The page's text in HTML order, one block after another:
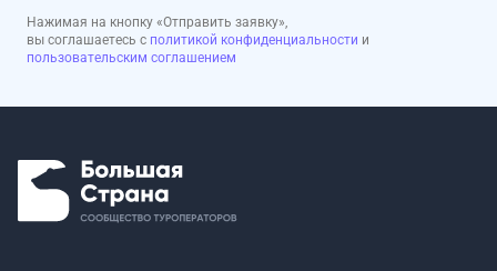
Нажимая на кнопку «Отправить заявку»,
вы соглашаетесь с политикой конфиденциальности и
пользовательским соглашением